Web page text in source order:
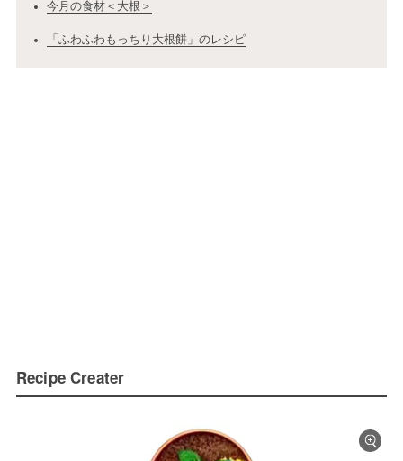
今月の食材＜大根＞
「ふわふわもっちり大根餅」のレシピ
Recipe Creater